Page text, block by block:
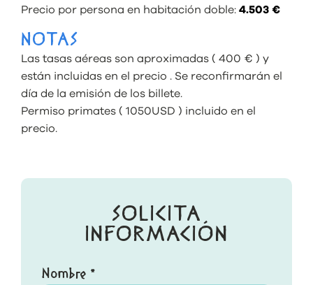
Precio por persona en habitación doble: 4.503 €
NOTAS
Las tasas aéreas son aproximadas ( 400 € ) y
están incluidas en el precio . Se reconfirmarán el
día de la emisión de los billete.
Permiso primates ( 1050USD ) incluido en el
precio.
SOLICITA
INFORMACIÓN
Nombre *